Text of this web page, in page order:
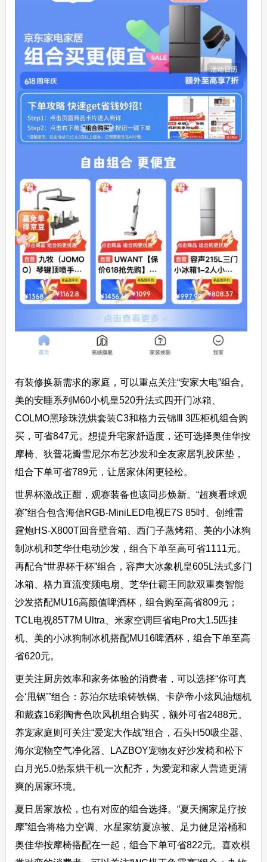
有装修换新需求的家庭，可以重点关注“安家大电”组合。
美的安睡系列M60小机皇520升法式四开门冰箱、
COLMO黑珍珠洗烘套装C3和格力云锦Ⅲ 3匹柜机组合购
买，可省847元。想提升宅家舒适度，还可选择奥佳华按
摩椅、狄普花瓣雪尼尔布艺沙发和全友家居乳胶床垫，
组合下单可省789元，让居家休闲更轻松。
世界杯激战正酣，观赛装备也该同步焕新。“超爽看球观
赛”组合包含海信RGB-MiniLED电视E7S 85吋、创维雷
霆炮HS-X800T回音壁音箱、西门子蒸烤箱、美的小冰狗
制冰机和芝华仕电动沙发，组合下单至高可省1111元。
再配合“世界杯干杯”组合，容声大冰象机皇605L法式多门
冰箱、格力直流变频电扇、芝华仕霸王同款双重奏智能
沙发搭配MU16高颜值啤酒杯，组合购至高省809元；
TCL电视85T7M Ultra、米家空调巨省电Pro大1.5匹挂
机、美的小冰狗制冰机搭配MU16啤酒杯，组合下单至高
省620元。
更关注厨房效率和家务体验的消费者，可以选择“你可真
会‘甩锅’”组合：苏泊尔珐琅铸铁锅、卡萨帝小炫风油烟机
和戴森16彩陶青色吹风机组合购买，额外可省2488元。
养宠家庭则可关注“爱宠大作战”组合，石头H50吸尘器、
海尔宠物空气净化器、LAZBOY宠物友好沙发椅和松下
白月光5.0热泵烘干机一次配齐，为爱宠和家人营造更清
爽的居家环境。
夏日居家放松，也有对应的组合选择。“夏天搁家足疗按
摩”组合将格力空调、水星家纺夏凉被、足力健足浴桶和
奥佳华按摩椅搭配在一起，组合下单可省822元。喜欢棋